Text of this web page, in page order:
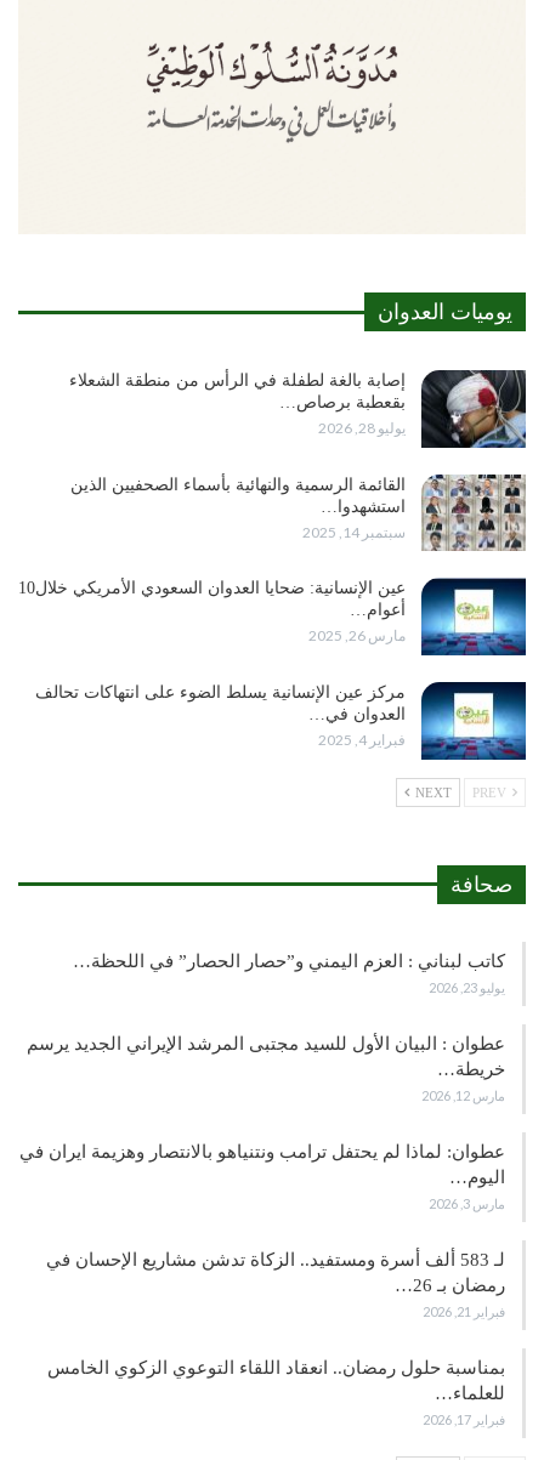
يوميات العدوان
إصابة بالغة لطفلة في الرأس من منطقة الشعلاء
بقعطبة برصاص…
يوليو 28, 2026
القائمة الرسمية والنهائية بأسماء الصحفيين الذين
استشهدوا…
سبتمبر 14, 2025
عين الإنسانية: ضحايا العدوان السعودي الأمريكي خلال10
أعوام…
مارس 26, 2025
مركز عين الإنسانية يسلط الضوء على انتهاكات تحالف
العدوان في…
فبراير 4, 2025
NEXT
صحافة
كاتب لبناني : العزم اليمني و”حصار الحصار” في اللحظة…
يوليو 23, 2026
عطوان : البيان الأول للسيد مجتبى المرشد الإيراني الجديد يرسم
خريطة…
مارس 12, 2026
عطوان: لماذا لم يحتفل ترامب ونتنياهو بالانتصار وهزيمة ايران في
اليوم…
مارس 3, 2026
لـ 583 ألف أسرة ومستفيد.. الزكاة تدشن مشاريع الإحسان في
رمضان بـ 26…
فبراير 21, 2026
بمناسبة حلول رمضان.. انعقاد اللقاء التوعوي الزكوي الخامس
للعلماء…
فبراير 17, 2026